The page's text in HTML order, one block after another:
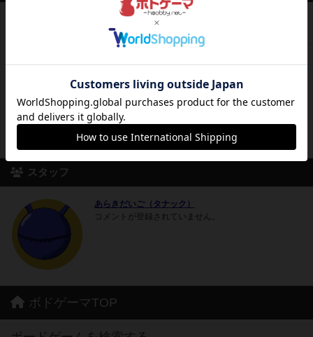
平均600円前後
2時間300円～フリータイム600円
備考
月会員2500円。卓予約、貸し切り可。開店時間繰り上げに応じま
す。
席数
スタッフ
あらきだいご（タナック）
コメントが登録されていません。
ボドゲーマTOP